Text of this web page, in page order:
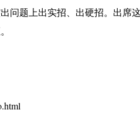
问题上出实招、出硬招。出席